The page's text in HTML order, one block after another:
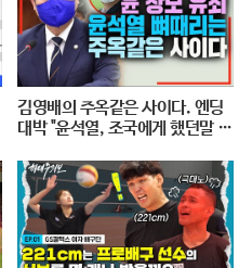
김영배의 주옥같은 사이다. 엔딩
대박 "윤석열, 조국에게 했던말 그